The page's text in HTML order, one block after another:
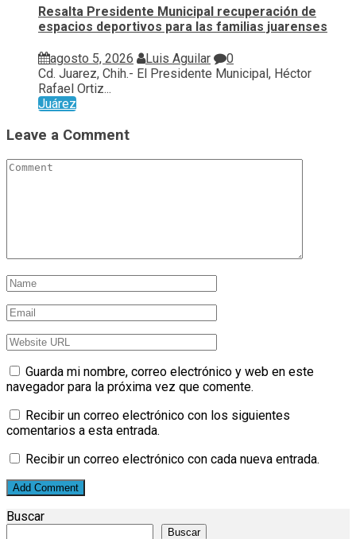
Resalta Presidente Municipal recuperación de
espacios deportivos para las familias juarenses
agosto 5, 2026 Luis Aguilar
0
Cd. Juarez, Chih.- El Presidente Municipal, Héctor
Rafael Ortiz...
Juárez
Leave a Comment
Guarda mi nombre, correo electrónico y web en este
navegador para la próxima vez que comente.
Recibir un correo electrónico con los siguientes
comentarios a esta entrada.
Recibir un correo electrónico con cada nueva entrada.
Buscar
Buscar